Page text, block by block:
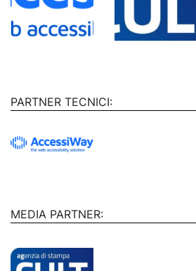
PARTNER TECNICI:
MEDIA PARTNER: